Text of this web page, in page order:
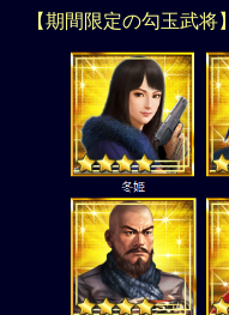
【期間限定の勾玉武将】